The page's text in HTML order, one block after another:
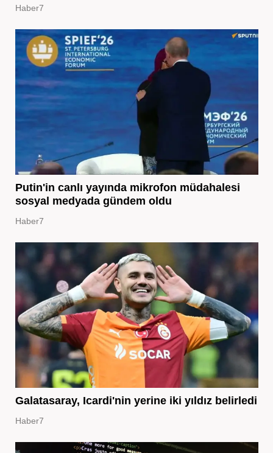
Haber7
Putin'in canlı yayında mikrofon müdahalesi
sosyal medyada gündem oldu
Haber7
Galatasaray, Icardi'nin yerine iki yıldız belirledi
Haber7